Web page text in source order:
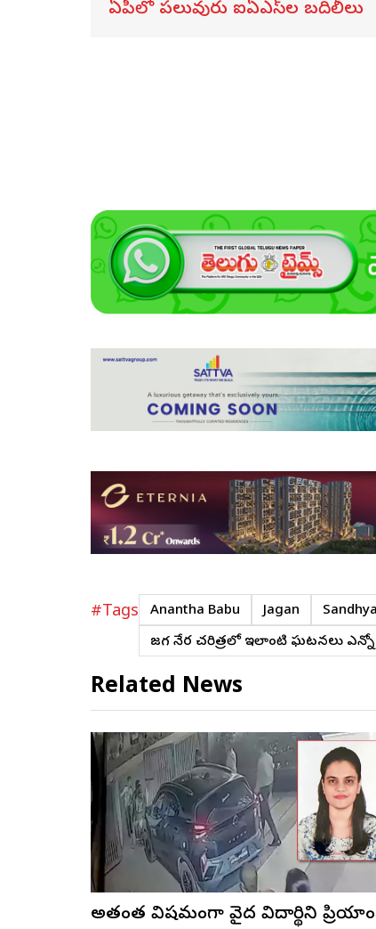
ఏపీలో పలువురు ఐఏఎస్‌ల బదిలీలు
#Tags Anantha Babu Jagan
జగన్ నేర చరిత్రలో ఇలాంటి ఘటనలు
Related News
అత్యంత విషమంగా వైద్య విద్యార్థిని